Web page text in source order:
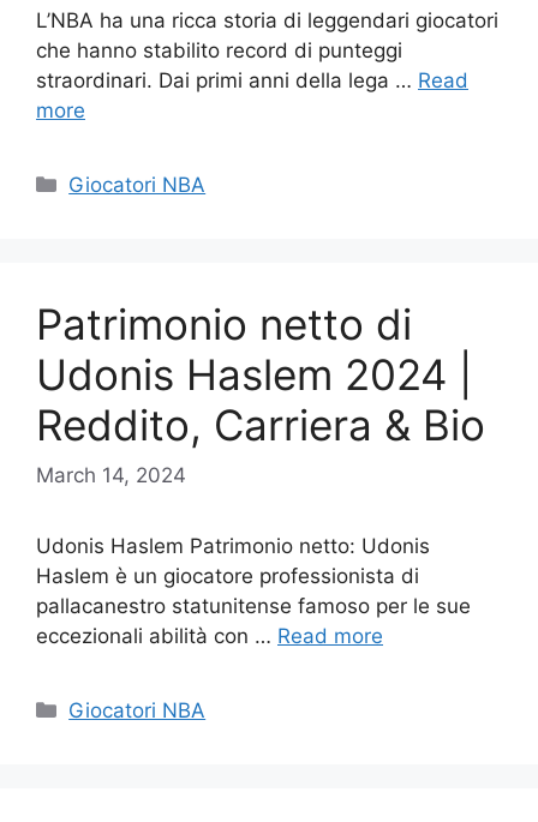
L’NBA ha una ricca storia di leggendari giocatori
che hanno stabilito record di punteggi
straordinari. Dai primi anni della lega … Read
more
Categories
Giocatori NBA
Patrimonio netto di
Udonis Haslem 2024 |
Reddito, Carriera & Bio
March 14, 2024
Udonis Haslem Patrimonio netto: Udonis
Haslem è un giocatore professionista di
pallacanestro statunitense famoso per le sue
eccezionali abilità con … Read more
Categories
Giocatori NBA